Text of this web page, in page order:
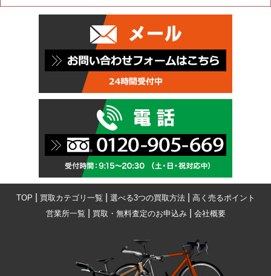
TOP 買取カテゴリ一覧 選べる3つの買取方法| 高く売るポイント
営業所一覧
買取・無料査定のお申込み| 会社概要